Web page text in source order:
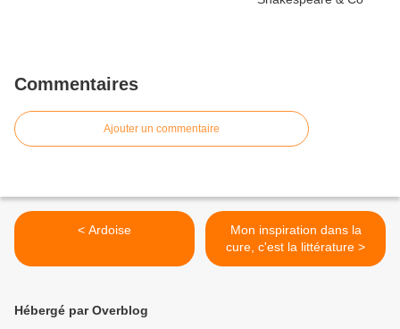
Commentaires
Ajouter un commentaire
< Ardoise
Mon inspiration dans la
cure, c'est la littérature >
Hébergé par Overblog